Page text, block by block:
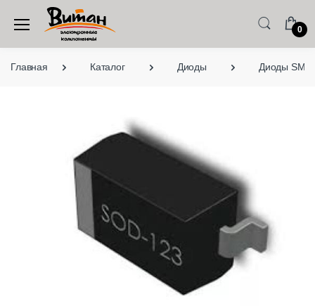
0
Главная Каталог Диоды Диоды SMD